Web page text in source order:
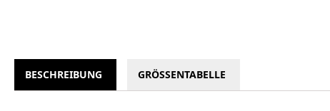
BESCHREIBUNG GRÖSSENTABELLE